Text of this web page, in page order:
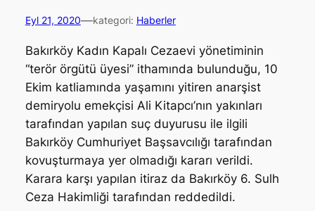
Eyl 21, 2020—kategori: Haberler
Bakırköy Kadın Kapalı Cezaevi yönetiminin
“terör örgütü üyesi” ithamında bulunduğu, 10
Ekim katliamında yaşamını yitiren anarşist
demiryolu emekçisi Ali Kitapcı’nın yakınları
tarafından yapılan suç duyurusu ile ilgili
Bakırköy Cumhuriyet Başsavcılığı tarafından
kovuşturmaya yer olmadığı kararı verildi.
Karara karşı yapılan itiraz da Bakırköy 6. Sulh
Ceza Hakimliği tarafından reddedildi.